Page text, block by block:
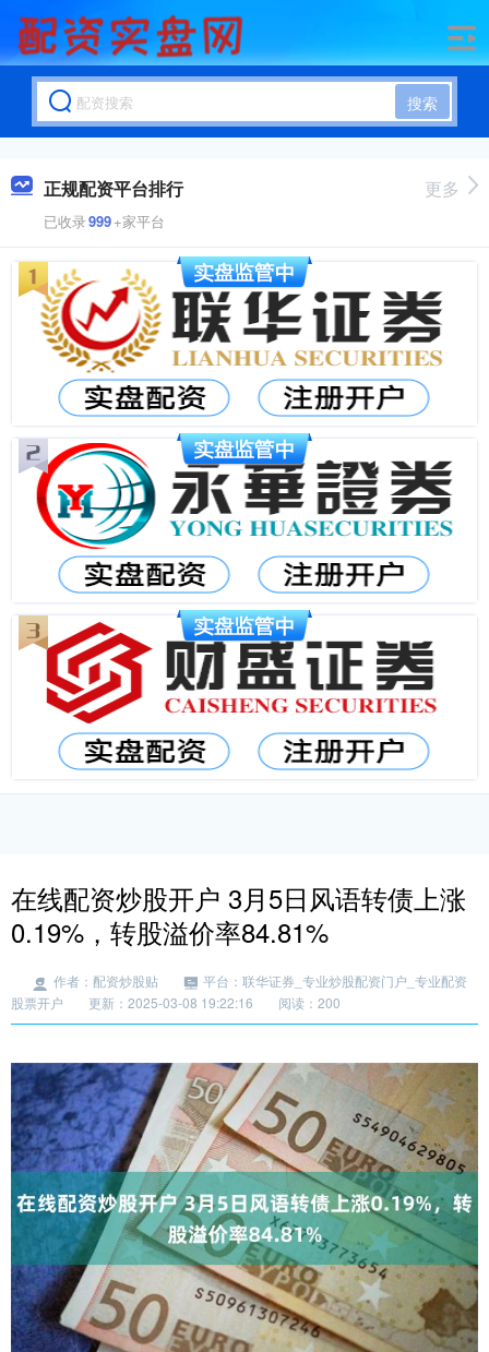
搜索
正规配资平台排行
已收录999+家平台
更多
在线配资炒股开户 3月5日风语转债上涨
0.19%，转股溢价率84.81%
作者：配资炒股贴
平台：联华证券_专业炒股配资门户_专业配资
股票开户
更新：2025-03-08 19:22:16 阅读：200